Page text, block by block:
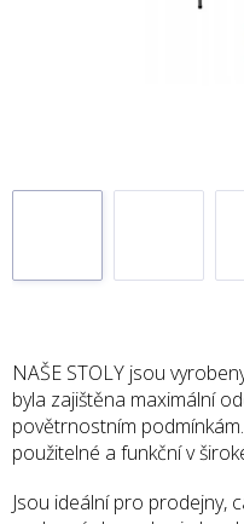
NAŠE STOLY jsou
byla zajištěna maximální
povětrnostním
použitelné a funkční v
Jsou ideální pro prodejny,